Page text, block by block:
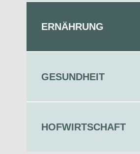
ERNÄHRUNG
GESUNDHEIT
HOFWIRTSCHAFT